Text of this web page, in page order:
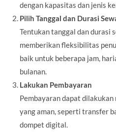
dengan kapasitas dan jenis
Pilih Tanggal dan Durasi
Tentukan tanggal dan durasi
memberikan fleksibilitas
baik untuk beberapa jam,
bulanan.
Lakukan Pembayaran
Pembayaran dapat
yang aman, seperti transfer
dompet digital.